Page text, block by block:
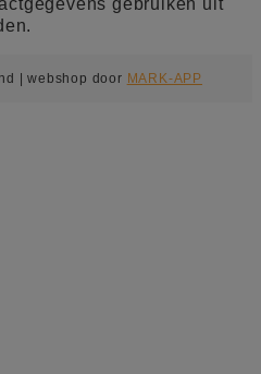
| webshop door MARK-APP